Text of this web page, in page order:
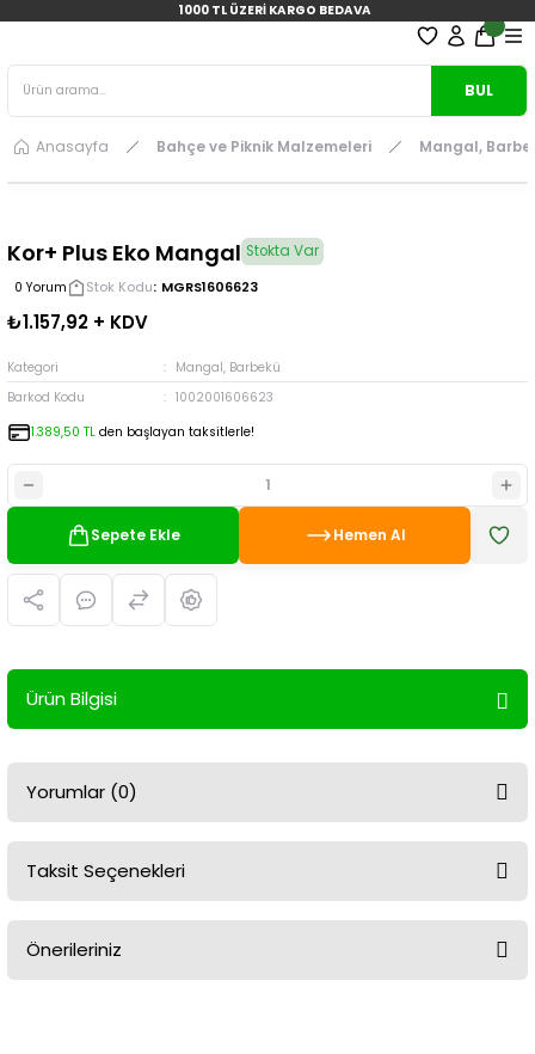
1000 TL ÜZERİ KARGO BEDAVA
BUL
Anasayfa Bahçe ve Piknik Malzemeleri Mangal,
Kor+ Plus Eko Mangal Stokta Var
0 Yorum Stok Kodu MGRS1606623
₺1.157,92 + KDV
Kategori
Mangal, Barbekü
Barkod Kodu
1002001606623
1.389,50 TL den başlayan taksitlerle!
Sepete Ekle Hemen Al
Ürün Bilgisi
Yorumlar (0)
Taksit Seçenekleri
Önerileriniz